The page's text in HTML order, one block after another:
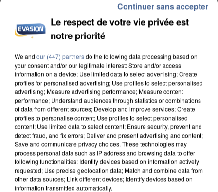
Le respect de votre vie privée est
notre priorité
We and our (447) partnersdo the following data processing based on
your consent and/or our legitimate interest: Store and/or access
information on a device; Use limited data to select advertising; Create
profiles for personalised advertising; Use profiles to select personalised
advertising; Measure advertising performance; Measure content
performance; Understand audiences through statistics or combinations
of data from different sources; Develop and improve services; Create
profiles to personalise content; Use profiles to select personalised
content; Use limited data to select content; Ensure security, prevent and
detect fraud, and fix errors; Deliver and present advertising and content;
Save and communicate privacy choices. These technologies may
process personal data such as IP address and browsing data to offer
following functionalities: Identify devices based on information actively
requested; Use precise geolocation data; Match and combine data from
other data sources; Link different devices; Identify devices based on
information transmitted automatically.
Continuer sans accepter